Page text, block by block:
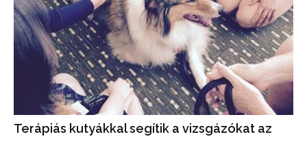
Terápiás kutyákkal segítik a vizsgázókat az